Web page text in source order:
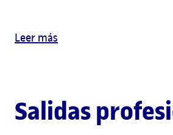
Leer más
Salidas